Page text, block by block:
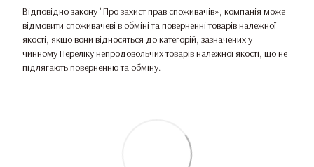
Відповідно закону "Про захист прав споживачів», компанія може
відмовити споживачеві в обміні та поверненні товарів належної
якості, якщо вони відносяться до категорій, зазначених у
чинномуПереліку непродовольчих товарів належної якості, що не
підлягають поверненню та обміну.